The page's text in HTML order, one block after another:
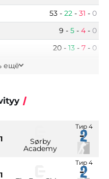
53 - 22 - 31 - 0
9 - 5 - 4 - 0
20 - 13 - 7 - 0
ещё
Sørby
Academy
Тир 4
Тир 4